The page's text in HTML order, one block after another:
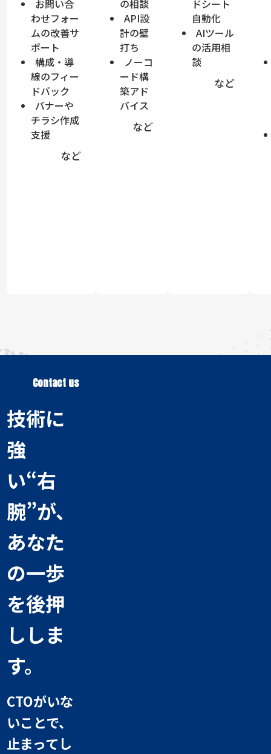
お問い合
わせフォー
ムの改善サ
ポート
構成・導
線のフィー
ドバック
バナーや
チラシ作成
支援
など
の相談
API設
計の壁
打ち
ノーコ
ード構
築アド
バイス
など
ドシート
自動化
AIツール
の活用相
談
など
Contact us
技術に
強
い“右
腕”が、
あなた
の一歩
を後押
ししま
す。
CTOがいな
いことで、
止まってし